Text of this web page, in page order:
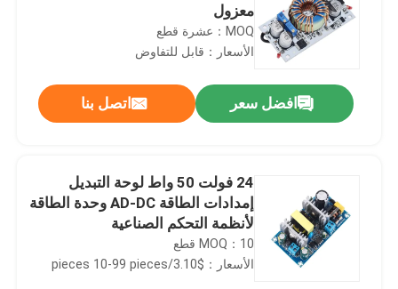
معزول
MOQ：عشرة قطع
الأسعار：قابل للتفاوض
افضل سعر اتصل بنا
24 فولت 50 واط لوحة التبديل
إمدادات الطاقة AD-DC وحدة الطاقة
لأنظمة التحكم الصناعية
MOQ：10 قطع
الأسعار：$3.10/pieces 10-99 pieces